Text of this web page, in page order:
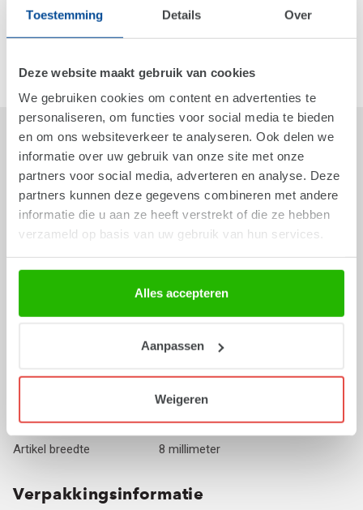
Toestemming Details Over
Deze website maakt gebruik van cookies
We gebruiken cookies om content en advertenties te
personaliseren, om functies voor social media te bieden
en om ons websiteverkeer te analyseren. Ook delen we
informatie over uw gebruik van onze site met onze
partners voor social media, adverteren en analyse. Deze
partners kunnen deze gegevens combineren met andere
informatie die u aan ze heeft verstrekt of die ze hebben
verzameld op basis van uw gebruik van hun services.
Alles accepteren
Aanpassen
Weigeren
Waarom dit product?
De ijzersterke vervanger van de klassieke plastic snelhechter
20 pagina's samen en is leverbaar vanaf 600 stuks
Standaard
Inhoud
100 stuks in kartonnen koker
Productinformatie
Categorie
Markclip
Zilver
Gewicht artikel
2.20 gram
1
Artikel lengte
11 millimeter
Artikel breedte
8 millimeter
Verpakkingsinformatie